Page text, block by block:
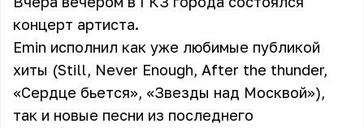
концерт артиста.
Emin исполнил как уже любимые публикой
хиты (Still, Never Enough, After the thunder,
«Сердце бьется», «Звезды над Москвой»),
так и новые песни из последнего